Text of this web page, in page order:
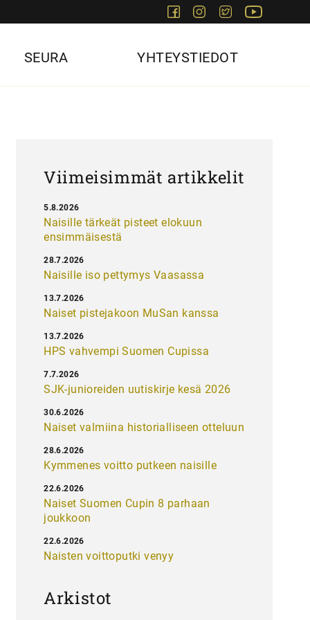
FacebookInstagram
Twitter
SEURA YHTEYSTIEDOT
Viimeisimmät artikkelit
Naisille tärkeät pisteet elokuun
ensimmäisestä
5.8.2026
Naisille iso pettymys Vaasassa
28.7.2026
Naiset pistejakoon MuSan kanssa
13.7.2026
HPS vahvempi Suomen Cupissa
13.7.2026
SJK-junioreiden uutiskirje kesä 2026
7.7.2026
Naiset valmiina historialliseen otteluun
30.6.2026
Kymmenes voitto putkeen naisille
28.6.2026
Naiset Suomen Cupin 8 parhaan
joukkoon
22.6.2026
Naisten voittoputki venyy
22.6.2026
Arkistot